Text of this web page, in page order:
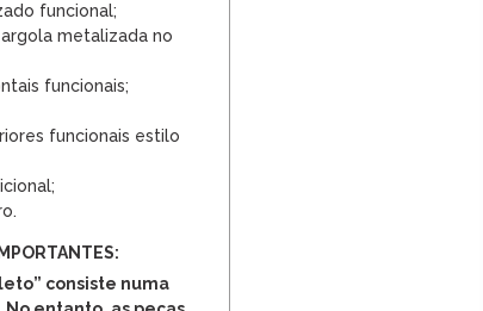
funcional;
metalizada no
funcionais;
funcionais estilo
consiste numa